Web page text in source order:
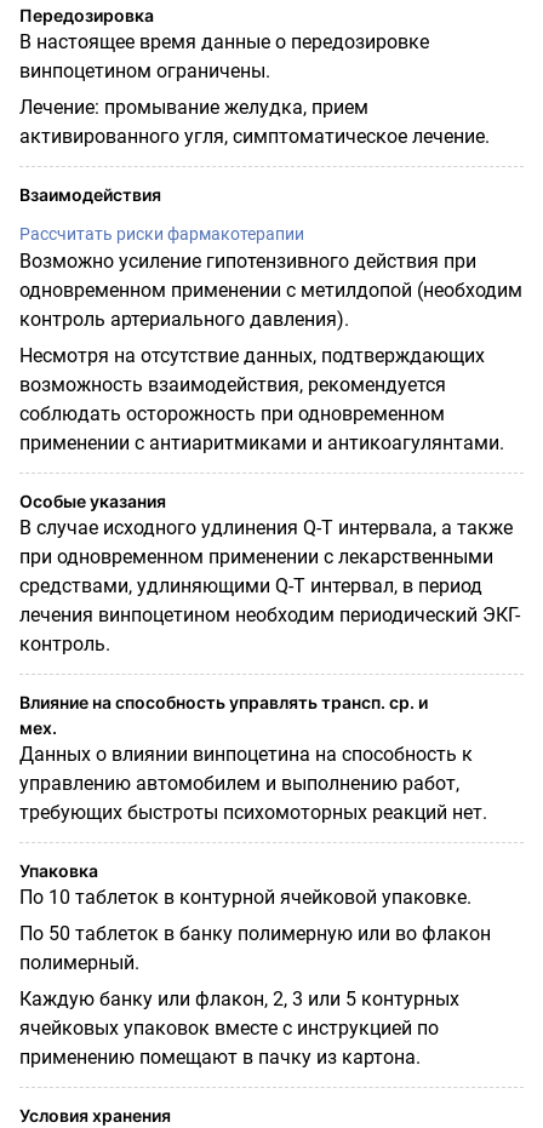
Передозировка
В настоящее время данные о передозировке
винпоцетином ограничены.
Лечение: промывание желудка, прием
активированного угля, симптоматическое лечение.
Взаимодействия
Рассчитать риски фармакотерапии
Возможно усиление гипотензивного действия при
одновременном применении с метилдопой (необходим
контроль артериального давления).
Несмотря на отсутствие данных, подтверждающих
возможность взаимодействия, рекомендуется
соблюдать осторожность при одновременном
применении с антиаритмиками и антикоагулянтами.
Особые указания
В случае исходного удлинения Q-T интервала, а также
при одновременном применении с лекарственными
средствами, удлиняющими Q-T интервал, в период
лечения винпоцетином необходим периодический ЭКГ-
контроль.
Влияние на способность управлять трансп. ср. и
мех.
Данных о влиянии винпоцетина на способность к
управлению автомобилем и выполнению работ,
требующих быстроты психомоторных реакций нет.
Упаковка
По 10 таблеток в контурной ячейковой упаковке.
По 50 таблеток в банку полимерную или во флакон
полимерный.
Каждую банку или флакон, 2, 3 или 5 контурных
ячейковых упаковок вместе с инструкцией по
применению помещают в пачку из картона.
Условия хранения